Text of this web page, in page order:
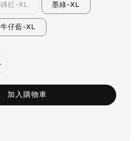
磚紅-XL 墨綠-XL
牛仔藍-XL
加入購物車